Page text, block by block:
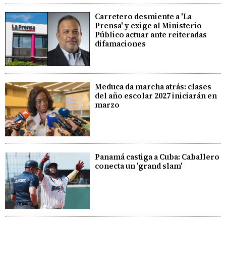
Carretero desmiente a 'La
Prensa' y exige al Ministerio
Público actuar ante reiteradas
difamaciones
Meduca da marcha atrás: clases
del año escolar 2027 iniciarán en
marzo
Panamá castiga a Cuba: Caballero
conecta un 'grand slam'